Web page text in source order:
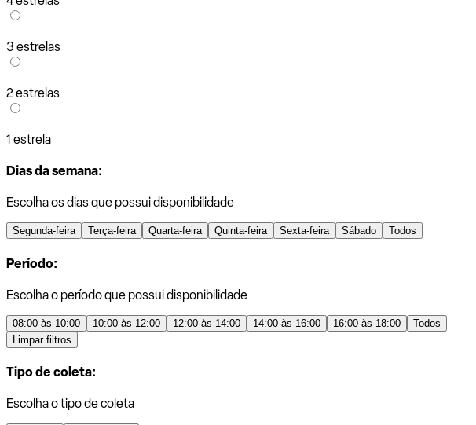
3 estrelas
2 estrelas
1 estrela
Dias da semana:
Escolha os dias que possui disponibilidade
Segunda-feira Terça-feira Quarta-feira Quinta-feira Sexta-feira Sábado Todos
Período:
Escolha o período que possui disponibilidade
08:00 às 10:00 10:00 às 12:00 12:00 às 14:00 14:00 às 16:00 16:00 às 18:00
Todos
Limpar filtros
Tipo de coleta:
Escolha o tipo de coleta